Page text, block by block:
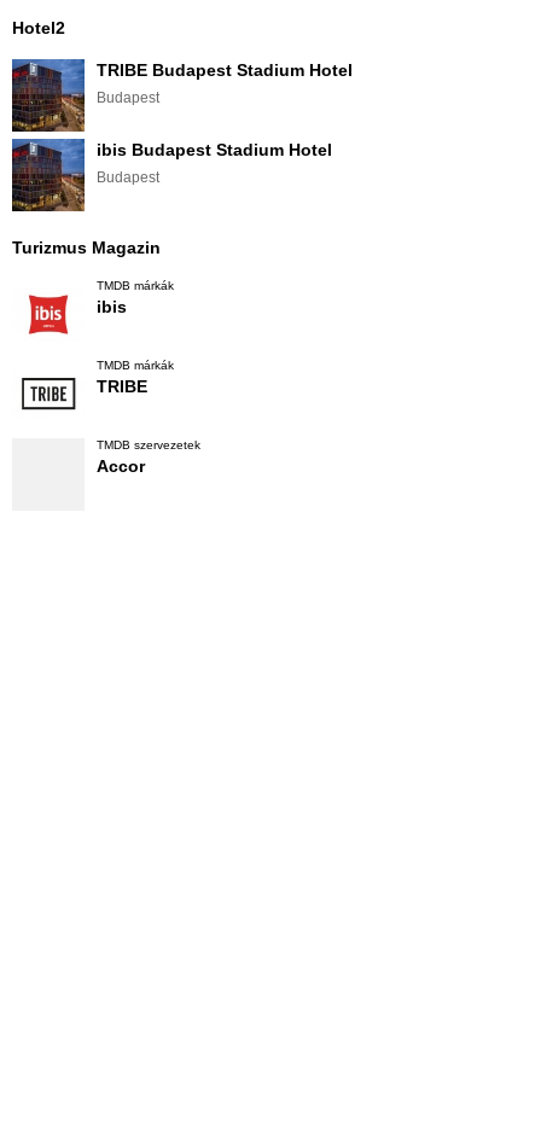
Hotel2
TRIBE Budapest Stadium Hotel
Budapest
ibis Budapest Stadium Hotel
Budapest
Turizmus Magazin
TMDB márkák
ibis
TMDB márkák
TRIBE
TMDB szervezetek
Accor